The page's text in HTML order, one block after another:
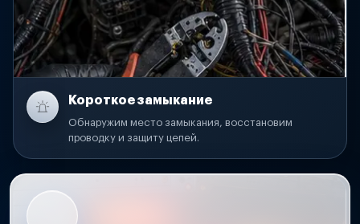
Короткое замыкание
Обнаружим место замыкания, восстановим
проводку и защиту цепей.